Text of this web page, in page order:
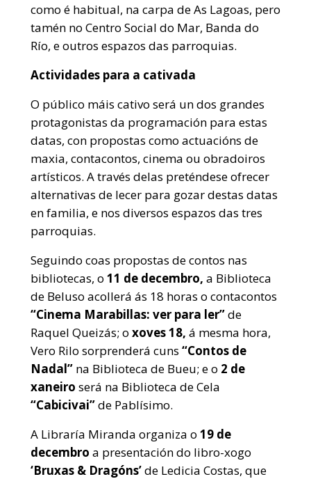
como é habitual, na carpa de As Lagoas, pero
tamén no Centro Social do Mar, Banda do
Río, e outros espazos das parroquias.
Actividades para a cativada
O público máis cativo será un dos grandes
protagonistas da programación para estas
datas, con propostas como actuacións de
maxia, contacontos, cinema ou obradoiros
artísticos. A través delas preténdese ofrecer
alternativas de lecer para gozar destas datas
en familia, e nos diversos espazos das tres
parroquias.
Seguindo coas propostas de contos nas
bibliotecas, o 11 de decembro, a Biblioteca
de Beluso acollerá ás 18 horas o contacontos
“Cinema Marabillas: ver para ler”de
Raquel Queizás; o xoves 18, á mesma hora,
Vero Rilo sorprenderá cuns “Contos de
Nadal” na Biblioteca de Bueu; e o 2 de
xaneiro será na Biblioteca de Cela
“Cabicivai”de Pablísimo.
A Libraría Miranda organiza o 19 de
decembro a presentación do libro-xogo
‘Bruxas & Dragóns’de Ledicia Costas, que